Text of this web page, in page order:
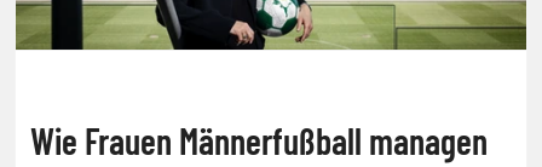
Wie Frauen Männerfußball managen